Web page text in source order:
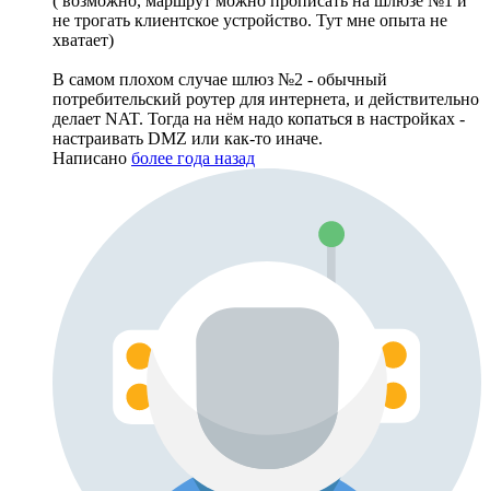
не трогать клиентское устройство. Тут мне опыта не
хватает)
В самом плохом случае шлюз №2 - обычный
потребительский роутер для интернета, и действительно
делает NAT. Тогда на нём надо копаться в настройках -
настраивать DMZ или как-то иначе.
Написано более года назад